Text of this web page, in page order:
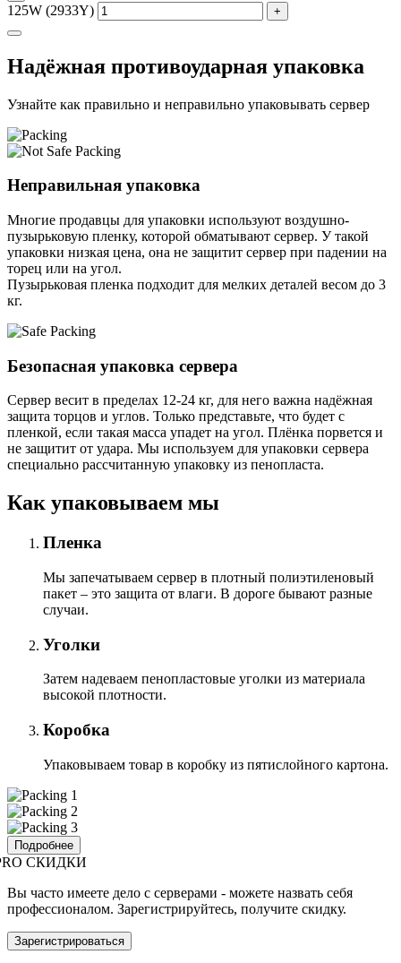
125W (2933Y)
+
Надёжная противоударная упаковка
Узнайте как правильно и неправильно упаковывать сервер
Неправильная упаковка
Многие продавцы для упаковки используют воздушно-
пузырьковую пленку, которой обматывают сервер. У такой
упаковки низкая цена, она не защитит сервер при падении на
торец или на угол.
Пузырьковая пленка подходит для мелких деталей весом до 3
кг.
Безопасная упаковка сервера
Сервер весит в пределах 12-24 кг, для него важна надёжная
защита торцов и углов. Только представьте, что будет с
пленкой, если такая масса упадет на угол. Плёнка порвется и
не защитит от удара. Мы используем для упаковки сервера
специально расcчитанную упаковку из пенопласта.
Как упаковываем мы
Пленка
Мы запечатываем сервер в плотный полиэтиленовый
пакет – это защита от влаги. В дороге бывают разные
случаи.
Уголки
Затем надеваем пенопластовые уголки из материала
высокой плотности.
Коробка
Упаковываем товар в коробку из пятислойного картона.
Подробнее
СКИДКИ
Вы часто имеете дело с серверами - можете назвать себя
профессионалом. Зарегистрируйтесь, получите скидку.
Зарегистрироваться